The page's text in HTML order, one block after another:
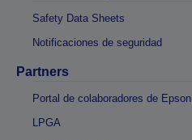
Safety Data Sheets
Notificaciones de seguridad
Partners
Portal de colaboradores de Epson
LPGA